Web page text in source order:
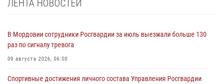
ЛЕНТА НОВОСТЕЙ
В Мордовии сотрудники Росгвардии за июль выезжали больше 130
раз по сигналу тревога
09 августа 2026, 06:00
Спортивные достижения личного состава Управления Росгвардии